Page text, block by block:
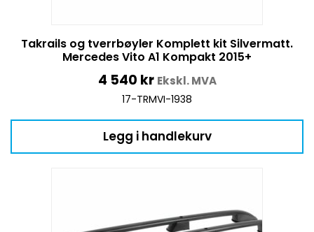
Takrails og tverrbøyler Komplett kit Silvermatt.
Mercedes Vito A1 Kompakt 2015+
4 540 kr Ekskl. MVA
17-TRMVI-1938
Legg i handlekurv